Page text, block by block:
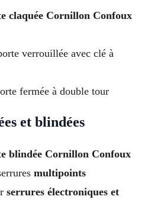
claquée Cornillon Confoux
verrouillée avec clé à
fermée à double tour
et blindées
blindée Cornillon Confoux
multipoints
serrures électroniques et